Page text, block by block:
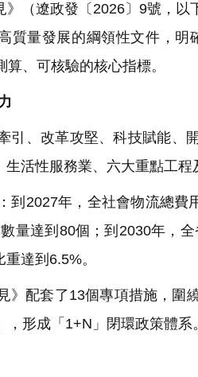
（遼政發〔2026〕9號，
質量發展的綱領性文件，明
、可核驗的核心指標。
、改革攻堅、科技賦能、
活性服務業、六大重點工程
2027年，全社會物流總費
量達到80個；到2030年，
達到6.5%。
配套了13個專項措施，圍
形成「1+N」閉環政策體系。